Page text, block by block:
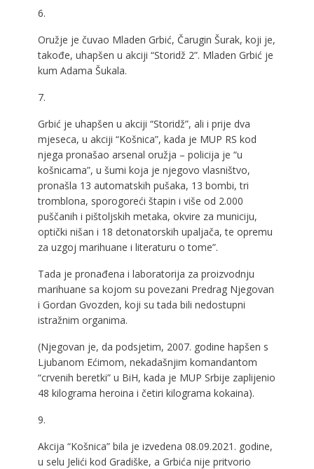
6.
Oružje je čuvao Mladen Grbić, Čarugin Šurak, koji je,
takođe, uhapšen u akciji “Storidž 2”. Mladen Grbić je
kum Adama Šukala.
7.
Grbić je uhapšen u akciji “Storidž”, ali i prije dva
mjeseca, u akciji “Košnica”, kada je MUP RS kod
njega pronašao arsenal oružja – policija je “u
košnicama”, u šumi koja je njegovo vlasništvo,
pronašla 13 automatskih pušaka, 13 bombi, tri
tromblona, sporogoreći štapin i više od 2.000
puščanih i pištoljskih metaka, okvire za municiju,
optički nišan i 18 detonatorskih upaljača, te opremu
za uzgoj marihuane i literaturu o tome”.
Tada je pronađena i laboratorija za proizvodnju
marihuane sa kojom su povezani Predrag Njegovan
i Gordan Gvozden, koji su tada bili nedostupni
istražnim organima.
(Njegovan je, da podsjetim, 2007. godine hapšen s
Ljubanom Ećimom, nekadašnjim komandantom
“crvenih beretki” u BiH, kada je MUP Srbije zaplijenio
48 kilograma heroina i četiri kilograma kokaina).
9.
Akcija “Košnica” bila je izvedena 08.09.2021. godine,
u selu Jelići kod Gradiške, a Grbića nije pritvorio